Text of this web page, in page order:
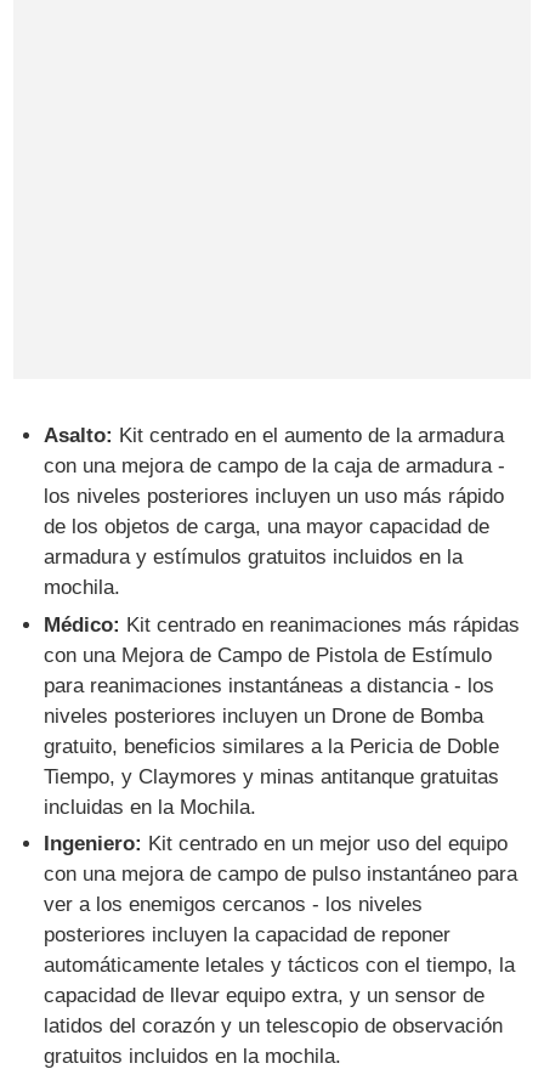
Asalto: Kit centrado en el aumento de la armadura
con una mejora de campo de la caja de armadura -
los niveles posteriores incluyen un uso más rápido
de los objetos de carga, una mayor capacidad de
armadura y estímulos gratuitos incluidos en la
mochila.
Médico: Kit centrado en reanimaciones más rápidas
con una Mejora de Campo de Pistola de Estímulo
para reanimaciones instantáneas a distancia - los
niveles posteriores incluyen un Drone de Bomba
gratuito, beneficios similares a la Pericia de Doble
Tiempo, y Claymores y minas antitanque gratuitas
incluidas en la Mochila.
Ingeniero: Kit centrado en un mejor uso del equipo
con una mejora de campo de pulso instantáneo para
ver a los enemigos cercanos - los niveles
posteriores incluyen la capacidad de reponer
automáticamente letales y tácticos con el tiempo, la
capacidad de llevar equipo extra, y un sensor de
latidos del corazón y un telescopio de observación
gratuitos incluidos en la mochila.